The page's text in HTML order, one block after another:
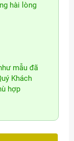
hài lòng
mẫu đã
Khách
hợp